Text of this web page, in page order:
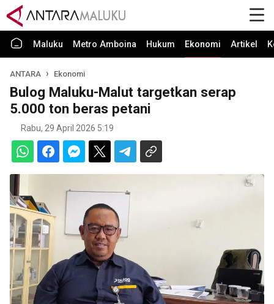
Maluku Metro Amboina Hukum Ekonomi Artikel
ANTARA Ekonomi
Bulog Maluku-Malut targetkan serap
5.000 ton beras petani
Rabu, 29 April 2026 5:19